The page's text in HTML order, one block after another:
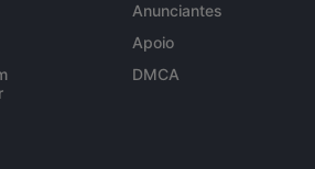
Anunciantes
Apoio
DMCA